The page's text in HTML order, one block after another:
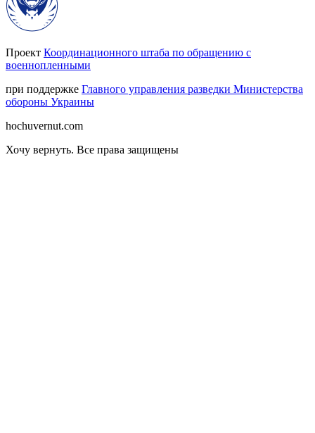
Проект Координационного штаба по обращению с
военнопленными
при поддержке Главного управления разведки Министерства
обороны Украины
hochuvernut.com
Хочу вернуть. Все права защищены